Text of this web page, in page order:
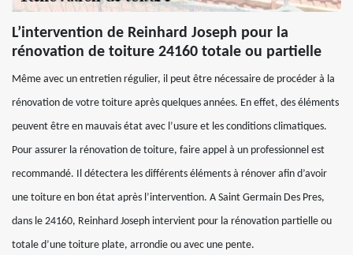
L’intervention de Reinhard Joseph pour la
rénovation de toiture 24160 totale ou partielle
Même avec un entretien régulier, il peut être nécessaire de procéder à la
rénovation de votre toiture après quelques années. En effet, des éléments
peuvent être en mauvais état avec l’usure et les conditions climatiques.
Pour assurer la rénovation de toiture, faire appel à un professionnel est
recommandé. Il détectera les différents éléments à rénover afin d’avoir
une toiture en bon état après l’intervention. A Saint Germain Des Pres,
dans le 24160, Reinhard Joseph intervient pour la rénovation partielle ou
totale d’une toiture plate, arrondie ou avec une pente.